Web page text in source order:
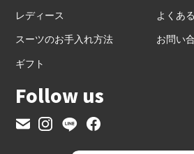
レディース
スーツのお手入れ方法
ギフト
よくあ
お問い
Follow us